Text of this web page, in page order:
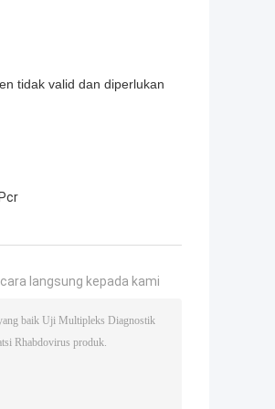
tidak valid dan diperlukan
langsung kepada kami